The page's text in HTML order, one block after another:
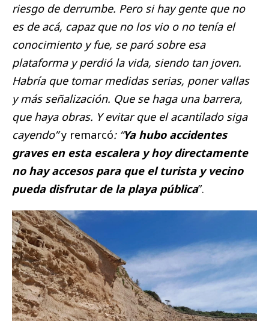
riesgo de derrumbe. Pero si hay gente que no
es de acá, capaz que no los vio o no tenía el
conocimiento y fue, se paró sobre esa
plataforma y perdió la vida, siendo tan joven.
Habría que tomar medidas serias, poner vallas
y más señalización. Que se haga una barrera,
que haya obras. Y evitar que el acantilado siga
cayendo”y remarcó: “Ya hubo accidentes
graves en esta escalera y hoy directamente
no hay accesos para que el turista y vecino
pueda disfrutar de la playa pública”.